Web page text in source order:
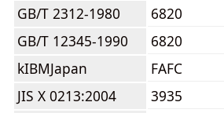
GB/T 2312-1980
6820
GB/T 12345-1990
6820
kIBMJapan
FAFC
JIS X 0213:2004
3935